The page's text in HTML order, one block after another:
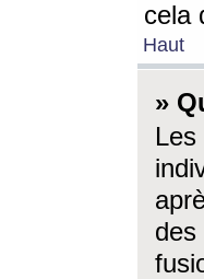
cela
Haut
»
des